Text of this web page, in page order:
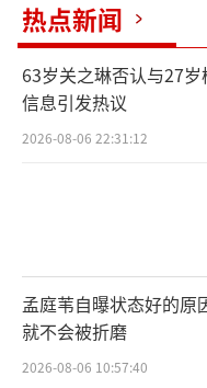
月24日起，已恢复
中国移动：要
并无年龄上限要求。
热点新闻
63岁关之琳否认与27
信息引发热议
2026-08-06 22:31:12
孟庭苇自曝状态好的原
就不会被折磨
2026-08-06 10:57:40